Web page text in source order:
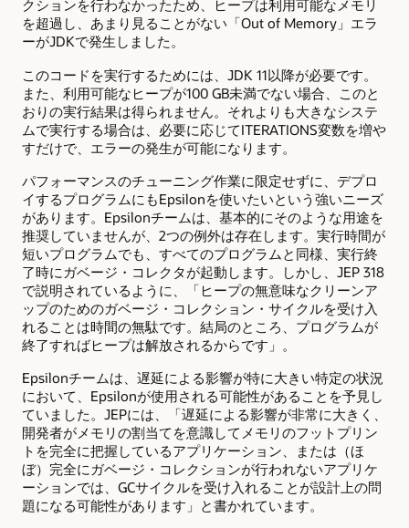
クションを行わなかったため、ヒープは利用可能なメモリ
を超過し、あまり見ることがない「Out of Memory」エラ
ーがJDKで発生しました。
このコードを実行するためには、JDK 11以降が必要です。
また、利用可能なヒープが100 GB未満でない場合、このと
おりの実行結果は得られません。それよりも大きなシステ
ムで実行する場合は、必要に応じてITERATIONS変数を増や
すだけで、エラーの発生が可能になります。
パフォーマンスのチューニング作業に限定せずに、デプロ
イするプログラムにもEpsilonを使いたいという強いニーズ
があります。Epsilonチームは、基本的にそのような用途を
推奨していませんが、2つの例外は存在します。実行時間が
短いプログラムでも、すべてのプログラムと同様、実行終
了時にガベージ・コレクタが起動します。しかし、JEP 318
で説明されているように、「ヒープの無意味なクリーンア
ップのためのガベージ・コレクション・サイクルを受け入
れることは時間の無駄です。結局のところ、プログラムが
終了すればヒープは解放されるからです」。
Epsilonチームは、遅延による影響が特に大きい特定の状況
において、Epsilonが使用される可能性があることを予見し
ていました。JEPには、「遅延による影響が非常に大きく、
開発者がメモリの割当てを意識してメモリのフットプリン
トを完全に把握しているアプリケーション、または（ほ
ぼ）完全にガベージ・コレクションが行われないアプリケ
ーションでは、GCサイクルを受け入れることが設計上の問
題になる可能性があります」と書かれています。